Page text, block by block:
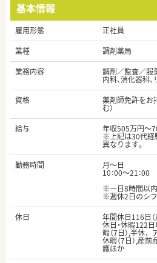
基本情報
雇用形態
正社員
業種
調剤薬局
業務内容
調剤／監査／服
内科、消化器科
資格
薬剤師免許をお
む）
給与
年収505万円～
※上記は30代経
異なります。
勤務時間
月～日
10：00～21：00
※一日8時間以
※週休2日のシ
休日
年間休日116日
休日・休暇122
暇（7日）,半休
休暇（7日）,産
護ほか